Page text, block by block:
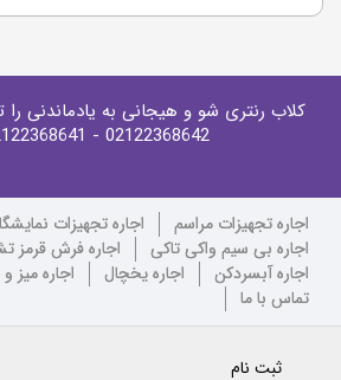
کلاب رنتری شو و هیجانی به یادماندنی
02122368642
- 02122368641
اجاره تجهیزات مراسم
اجاره تجهیزات
اجاره بی سیم واکی تاکی
اجاره فرش قرمز
اجاره آبسردکن
اجاره یخچال اجاره میز
تماس با ما
ثبت نام